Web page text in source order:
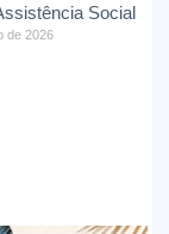
Social
de 2026